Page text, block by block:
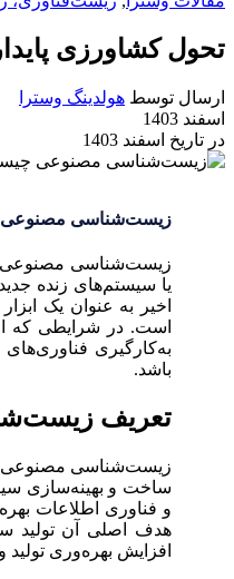
تحول کشاورزی
ارسال توسط هولدینگ وسترا
اسفند 1403
در تاریخ اسفند 1403
زیست‌شناسی مصنوعی
زیست‌شناسی مصنوعی
یا سیستم‌های زنده
اخیر به عنوان یک
است. در شرایطی که
به‌کارگیری
باشد.
تعریف
زیست‌شناسی مصنوعی
ساخت و بهینه‌سازی
و فناوری اطلاعات
هدف اصلی آن تولید
افزایش بهره‌وری